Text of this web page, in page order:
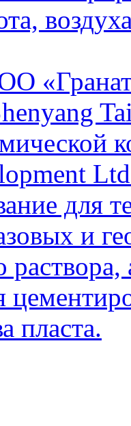
для
и
пласта.